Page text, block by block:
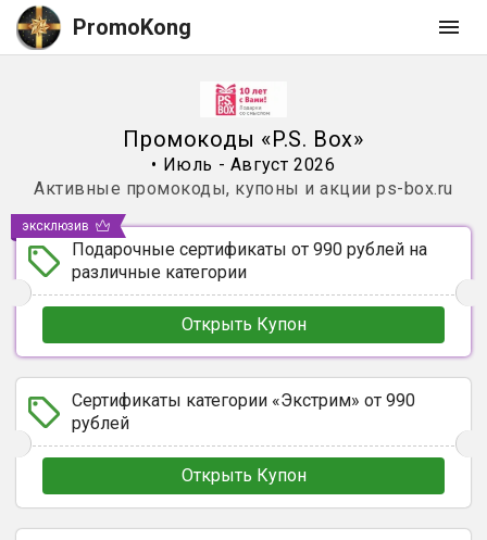
PromoKong
Промокоды «P.S. Box»
• Июль - Август 2026
Активные промокоды, купоны и акции ps-box.ru
Подарочные сертификаты от 990 рублей на
различные категории
Открыть Купон
эксклюзив
Сертификаты категории «Экстрим» от 990
рублей
Открыть Купон